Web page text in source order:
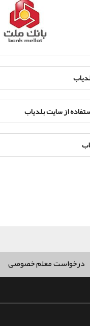
از سایت بلدیاب
درخواست معلم خصوصی